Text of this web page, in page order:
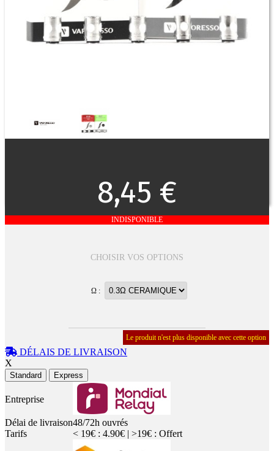
8,45 €
INDISPONIBLE
CHOISIR VOS OPTIONS
Ω :
Le produit n'est plus disponible avec cette option
DÉLAIS DE LIVRAISON
X
Standard Express
Entreprise
Délai de livraison48/72h ouvrés
Tarifs
< 19€ : 4.90€ | >19€ : Offert